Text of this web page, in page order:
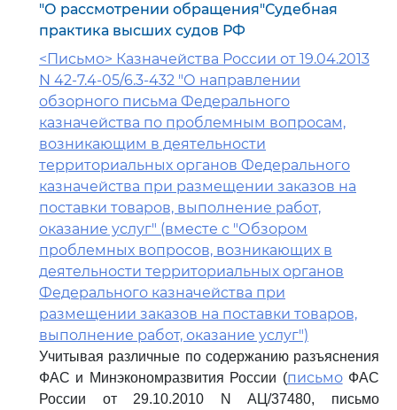
"О рассмотрении обращения"Судебная
практика высших судов РФ
<Письмо> Казначейства России от 19.04.2013
N 42-7.4-05/6.3-432 "О направлении
обзорного письма Федерального
казначейства по проблемным вопросам,
возникающим в деятельности
территориальных органов Федерального
казначейства при размещении заказов на
поставки товаров, выполнение работ,
оказание услуг" (вместе с "Обзором
проблемных вопросов, возникающих в
деятельности территориальных органов
Федерального казначейства при
размещении заказов на поставки товаров,
выполнение работ, оказание услуг")
Учитывая различные по содержанию разъяснения
ФАС и Минэкономразвития России (письмоФАС
России от 29.10.2010 N АЦ/37480, письмо